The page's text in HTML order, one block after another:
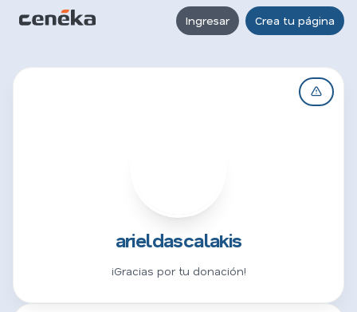
Ingresar Crea tu página
arieldascalakis
¡Gracias por tu donación!